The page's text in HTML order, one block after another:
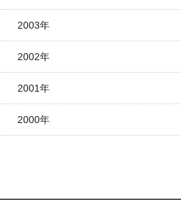
2003年
2002年
2001年
2000年